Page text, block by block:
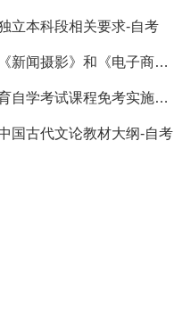
立本科段相关要求-自考
上海调整自考《新闻摄影》和《电子商务与电子政务》试卷结构-自
福建省高等教育自学考试课程免考实施细则-自考
国古代文论教材大纲-自考